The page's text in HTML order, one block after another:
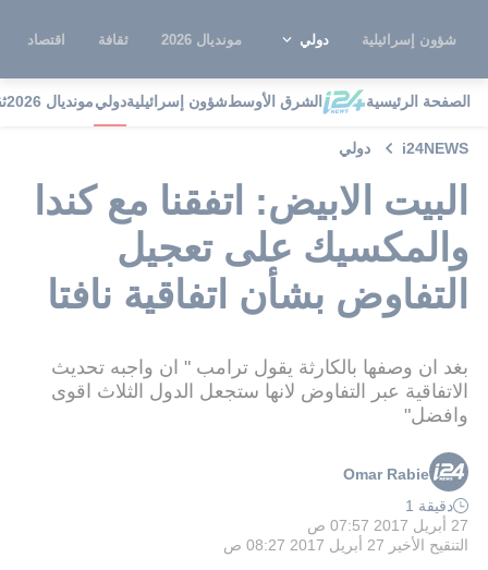
شؤون إسرائيلية دولي مونديال 2026 ثقافة اقتصاد
الصفحة الرئيسية الشرق الأوسطشؤون إسرائيليةدوليمونديال 2026
i24NEWS دولي
البيت الابيض: اتفقنا مع كندا
والمكسيك على تعجيل
التفاوض بشأن اتفاقية نافتا
بغد ان وصفها بالكارثة يقول ترامب " ان واجبه تحديث
الاتفاقية عبر التفاوض لانها ستجعل الدول الثلاث اقوى
وافضل"
Omar Rabie
دقيقة 1
27 أبريل 2017 07:57 ص
التنقيح الأخير 27 أبريل 2017 08:27 ص